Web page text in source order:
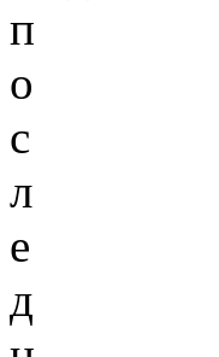
п
о
с
л
е
д